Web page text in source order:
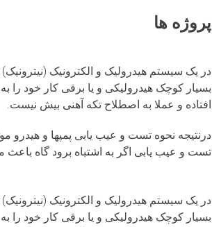
پروژه ها
در یک سیستم هیدرولیک و الکترونیک
بسیار کوچک هیدرولیکی و یا برقی کار خود را
افتاده و عملا به اصطلاح تکه آهنی بیش نیست.
درنتیجه نحوه تست و عیب یابی پمپها و هیدرو
تست و عیب یابی اگر به اشتباه برود گاه
در یک سیستم هیدرولیک و الکترونیک
بسیار کوچک هیدرولیکی و یا برقی کار خود را